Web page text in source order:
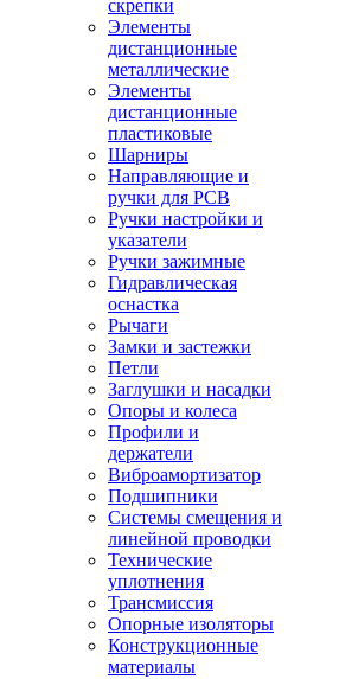
скрепки
Элементы
дистанционные
металлические
Элементы
дистанционные
пластиковые
Шарниры
Направляющие и
ручки для PCB
Ручки настройки и
указатели
Ручки зажимные
Гидравлическая
оснастка
Рычаги
Замки и застежки
Петли
Заглушки и насадки
Опоры и колеса
Профили и
держатели
Виброамортизатор
Подшипники
Системы смещения и
линейной проводки
Технические
уплотнения
Трансмиссия
Опорные изоляторы
Конструкционные
материалы